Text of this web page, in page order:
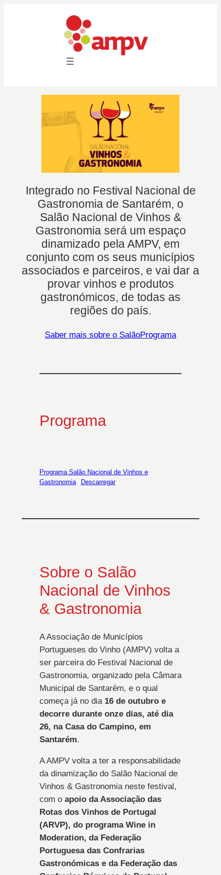
Integrado no Festival Nacional de
Gastronomia de Santarém, o
Salão Nacional de Vinhos &
Gastronomia será um espaço
dinamizado pela AMPV, em
conjunto com os seus municípios
associados e parceiros, e vai dar a
provar vinhos e produtos
gastronómicos, de todas as
regiões do país.
Saber mais sobre o SalãoPrograma
Programa
Programa Salão Nacional de Vinhos e
Gastronomia
Descarregar
Sobre o Salão
Nacional de Vinhos
& Gastronomia
A Associação de Municípios
Portugueses do Vinho (AMPV) volta a
ser parceira do Festival Nacional de
Gastronomia, organizado pela Câmara
Municipal de Santarém, e o qual
começa já no dia 16 de outubro e
decorre durante onze dias, até dia
26, na Casa do Campino, em
Santarém.
A AMPV volta a ter a responsabilidade
da dinamização do Salão Nacional de
Vinhos & Gastronomia neste festival,
com o apoio da Associação das
Rotas dos Vinhos de Portugal
(ARVP), do programa Wine in
Moderation, da Federação
Portuguesa das Confrarias
Gastronómicas e da Federação das